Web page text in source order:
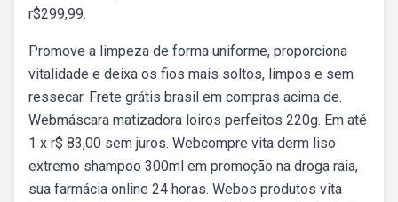
r$299,99.
Promove a limpeza de forma uniforme, proporciona
vitalidade e deixa os fios mais soltos, limpos e sem
ressecar. Frete grátis brasil em compras acima de.
Webmáscara matizadora loiros perfeitos 220g. Em até
1 x r$ 83,00 sem juros. Webcompre vita derm liso
extremo shampoo 300ml em promoção na droga raia,
sua farmácia online 24 horas. Webos produtos vita